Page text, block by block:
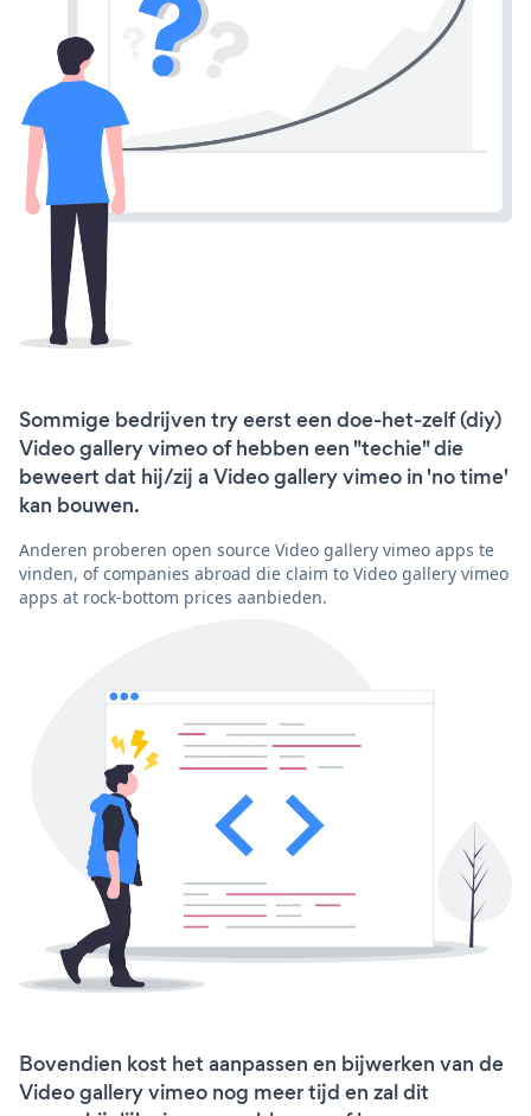
Sommige bedrijven try eerst een doe-het-zelf (diy)
Video gallery vimeo of hebben een "techie" die
beweert dat hij/zij a Video gallery vimeo in 'no time'
kan bouwen.
Anderen proberen open source Video gallery vimeo apps te
vinden, of companies abroad die claim to Video gallery vimeo
apps at rock-bottom prices aanbieden.
Bovendien kost het aanpassen en bijwerken van de
Video gallery vimeo nog meer tijd en zal dit